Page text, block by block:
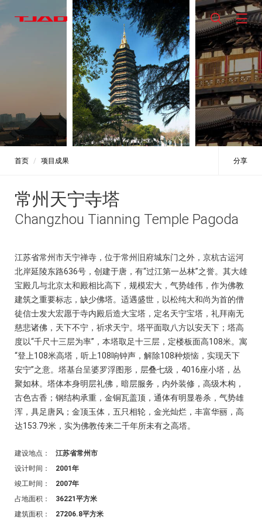
首页 项目成果 分享
常州天宁寺塔
Changzhou Tianning Temple Pagoda
江苏省常州市天宁禅寺，位于常州旧府城东门之外，京杭古运河
北岸延陵东路636号，创建于唐，有“过江第一丛林”之誉。其大雄
宝殿几与北京太和殿相比高下，规模宏大，气势雄伟，作为佛教
建筑之重要标志，缺少佛塔。适遇盛世，以松纯大和尚为首的僧
徒信士发大宏愿于寺内殿后造大宝塔，定名天宁宝塔，礼拜南无
慈悲诸佛，天下不宁，祈求天宁。塔平面取八方以安天下；塔高
度以“千尺十三层为率”，本塔取足十三层，定楼板面高108米。寓
“登上108米高塔，听上108响钟声，解除108种烦恼，实现天下
安宁”之意。塔基台呈婆罗浮图形，层叠七级，4016座小塔，丛
聚如林。塔体本身明层礼佛，暗层服务，内外装修，高级木构，
古色古香；钢结构承重，金铜瓦盖顶，通体有明显卷杀，气势雄
浑，具足唐风；金顶玉体，五只相轮，金光灿烂，丰富华丽，高
达153.79米，实为佛教传来二千年所未有之高塔。
建设地点：
江苏省常州市
设计时间：
2001年
竣工时间：
2007年
占地面积：
36221平方米
建筑面积：
27206.8平方米